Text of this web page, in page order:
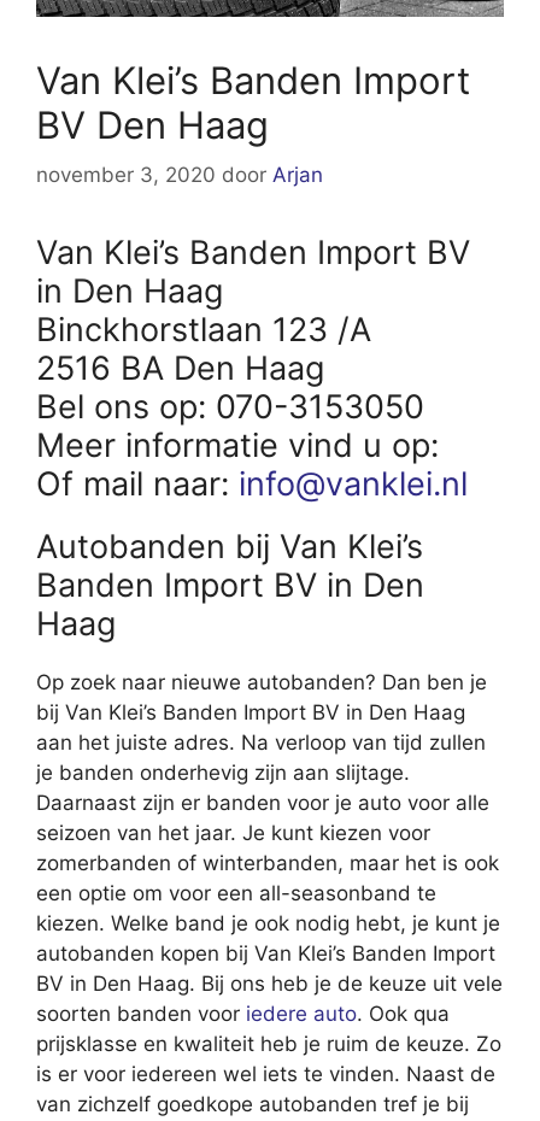
Van Klei’s Banden Import
BV Den Haag
november 3, 2020 door Arjan
Van Klei’s Banden Import BV
in Den Haag
Binckhorstlaan 123 /A
2516 BA Den Haag
Bel ons op: 070-3153050
Meer informatie vind u op:
Of mail naar: info@vanklei.nl
Autobanden bij Van Klei’s
Banden Import BV in Den
Haag
Op zoek naar nieuwe autobanden? Dan ben je
bij Van Klei’s Banden Import BV in Den Haag
aan het juiste adres. Na verloop van tijd zullen
je banden onderhevig zijn aan slijtage.
Daarnaast zijn er banden voor je auto voor alle
seizoen van het jaar. Je kunt kiezen voor
zomerbanden of winterbanden, maar het is ook
een optie om voor een all-seasonband te
kiezen. Welke band je ook nodig hebt, je kunt je
autobanden kopen bij Van Klei’s Banden Import
BV in Den Haag. Bij ons heb je de keuze uit vele
soorten banden voor iedere auto. Ook qua
prijsklasse en kwaliteit heb je ruim de keuze. Zo
is er voor iedereen wel iets te vinden. Naast de
van zichzelf goedkope autobanden tref je bij